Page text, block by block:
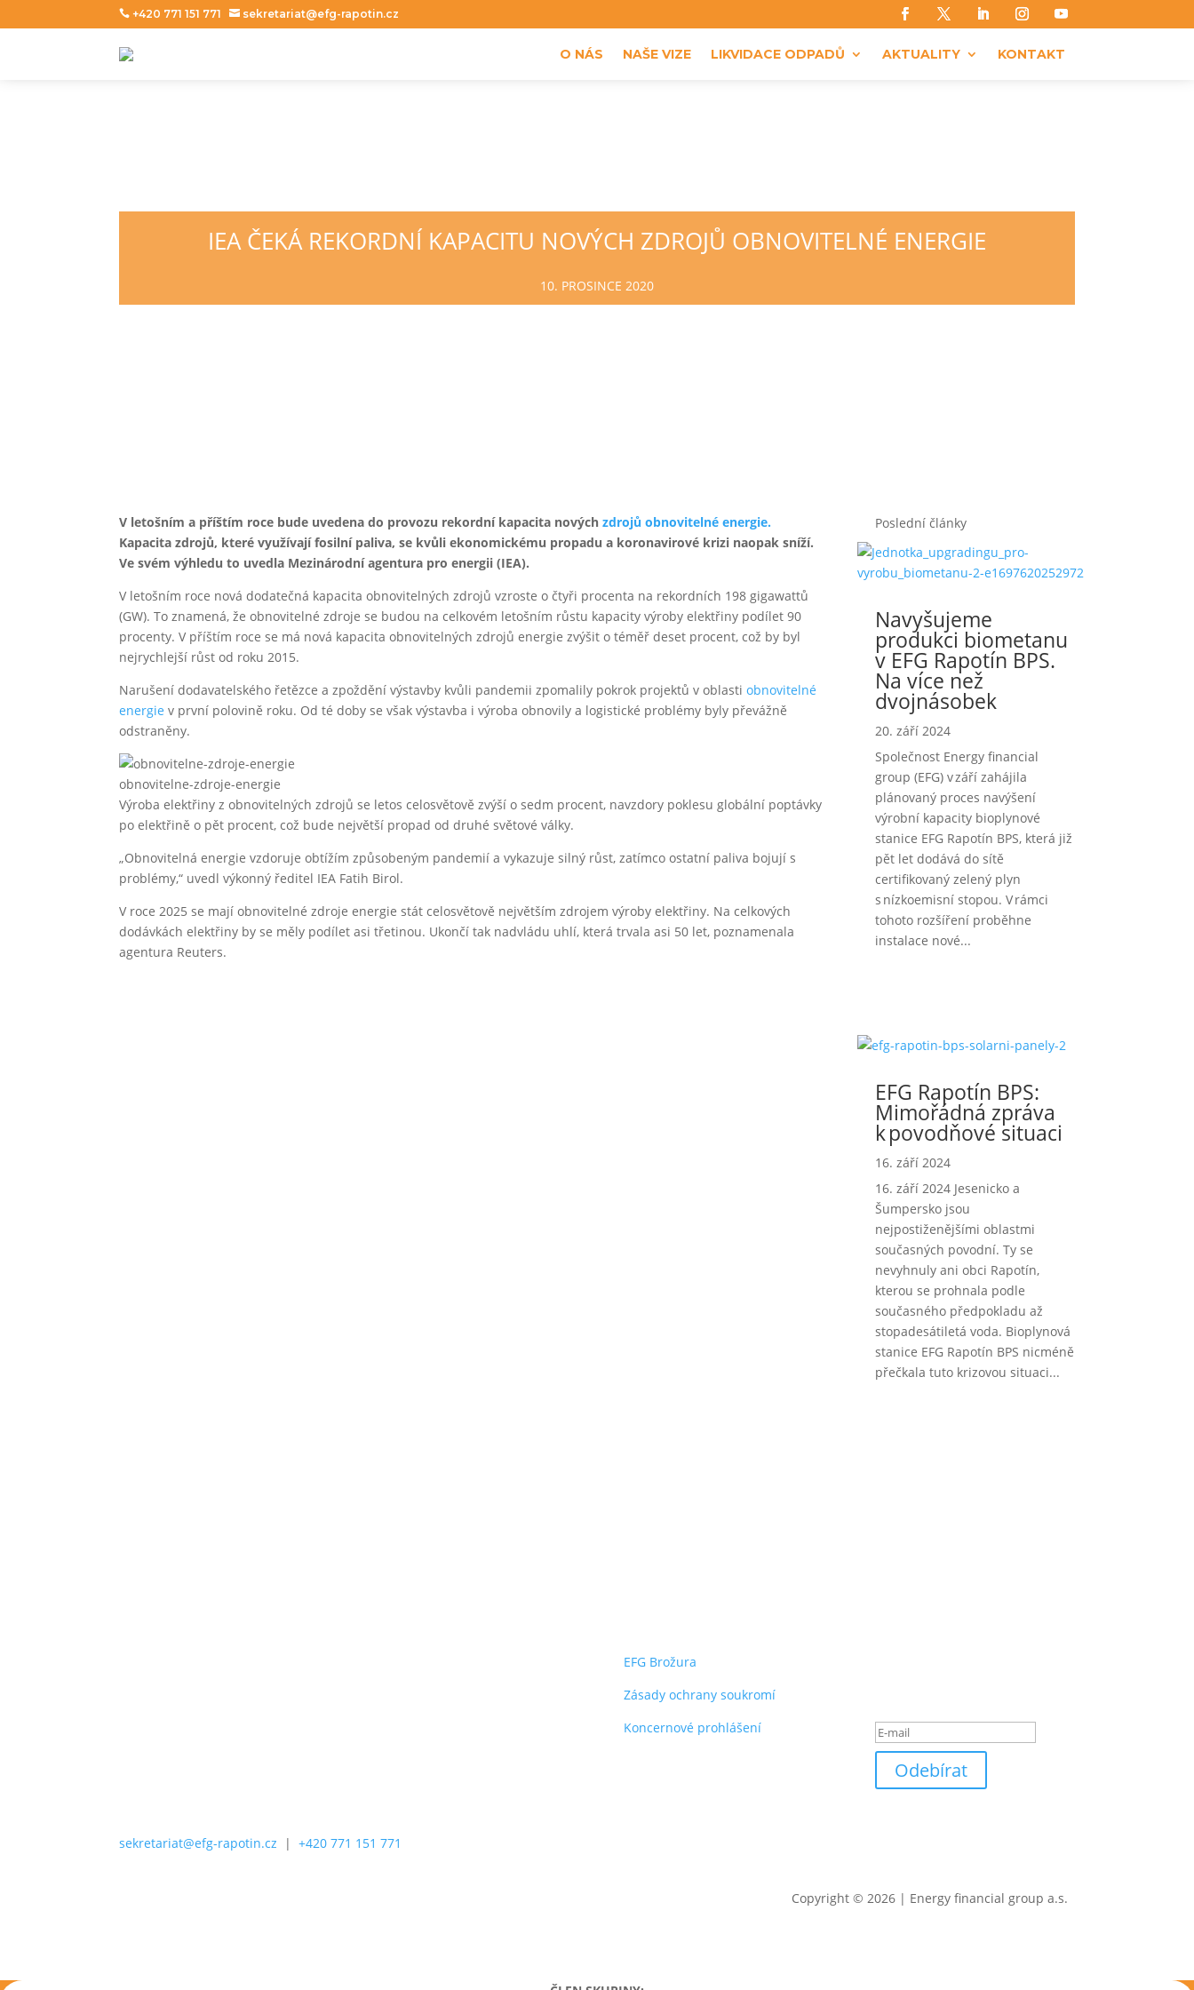
 +420 771 151 771  sekretariat@efg-rapotin.cz
O NÁS NAŠE VIZE LIKVIDACE ODPADŮ AKTUALITY KONTAKT
et_pb_section
IEA ČEKÁ REKORDNÍ KAPACITU NOVÝCH ZDROJŮ OBNOVITELNÉ ENERGIE
10. PROSINCE 2020
V letošním a příštím roce bude uvedena do provozu rekordní kapacita novýchzdrojů obnovitelné energie.
Kapacita zdrojů, které využívají fosilní paliva, se kvůli ekonomickému propadu a koronavirové krizi naopak sníží.
Ve svém výhledu to uvedla Mezinárodní agentura pro energii (IEA).
V letošním roce nová dodatečná kapacita obnovitelných zdrojů vzroste o čtyři procenta na rekordních 198 gigawattů
(GW). To znamená, že obnovitelné zdroje se budou na celkovém letošním růstu kapacity výroby elektřiny podílet 90
procenty. V příštím roce se má nová kapacita obnovitelných zdrojů energie zvýšit o téměř deset procent, což by byl
nejrychlejší růst od roku 2015.
Narušení dodavatelského řetězce a zpoždění výstavby kvůli pandemii zpomalily pokrok projektů v oblastiobnovitelné
energie v první polovině roku. Od té doby se však výstavba i výroba obnovily a logistické problémy byly převážně
odstraněny.
obnovitelne-zdroje-energie
Výroba elektřiny z obnovitelných zdrojů se letos celosvětově zvýší o sedm procent, navzdory poklesu globální poptávky
po elektřině o pět procent, což bude největší propad od druhé světové války.
„Obnovitelná energie vzdoruje obtížím způsobeným pandemií a vykazuje silný růst, zatímco ostatní paliva bojují s
problémy,“ uvedl výkonný ředitel IEA Fatih Birol.
V roce 2025 se mají obnovitelné zdroje energie stát celosvětově největším zdrojem výroby elektřiny. Na celkových
dodávkách elektřiny by se měly podílet asi třetinou. Ukončí tak nadvládu uhlí, která trvala asi 50 let, poznamenala
agentura Reuters.
Poslední články
Navyšujeme
produkci biometanu
v EFG Rapotín BPS.
Na více než
dvojnásobek
20. září 2024
Společnost Energy financial
group (EFG) v září zahájila
plánovaný proces navýšení
výrobní kapacity bioplynové
stanice EFG Rapotín BPS, která již
pět let dodává do sítě
certifikovaný zelený plyn
s nízkoemisní stopou. V rámci
tohoto rozšíření proběhne
instalace nové...
EFG Rapotín BPS:
Mimořádná zpráva
k povodňové situaci
16. září 2024
16. září 2024 Jesenicko a
Šumpersko jsou
nejpostiženějšími oblastmi
současných povodní. Ty se
nevyhnuly ani obci Rapotín,
kterou se prohnala podle
současného předpokladu až
stopadesátiletá voda. Bioplynová
stanice EFG Rapotín BPS nicméně
přečkala tuto krizovou situaci...
EFG Brožura
Zásady ochrany soukromí
Koncernové prohlášení
Odebírat
sekretariat@efg-rapotin.cz |+420 771 151 771
Copyright © 2026 | Energy financial group a.s.